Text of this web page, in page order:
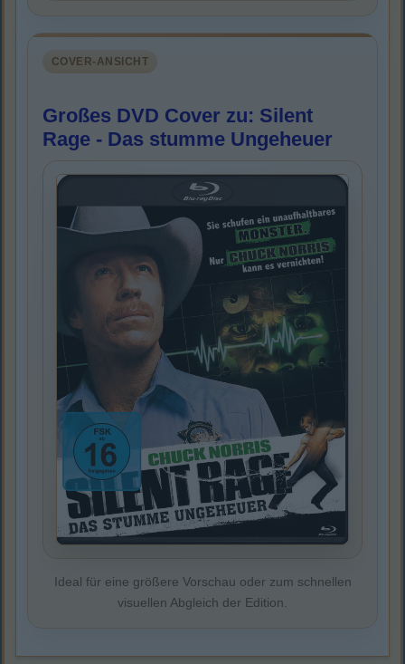
COVER-ANSICHT
Großes DVD Cover zu: Silent
Rage - Das stumme Ungeheuer
Ideal für eine größere Vorschau oder zum schnellen
visuellen Abgleich der Edition.